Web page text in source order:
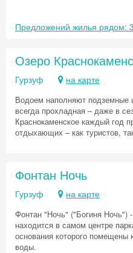
Предложений жилья рядом:
Озеро
Гурзуф на карте
Водоем наполняют подземные
всегда прохладная – даже в
Краснокаменское каждый год
отдыхающих – как туристов,
Фонтан Ночь
Гурзуф на карте
Фонтан "Ночь" ("Богиня Ночь")
находится в самом центре
основания которого помещены
воды.